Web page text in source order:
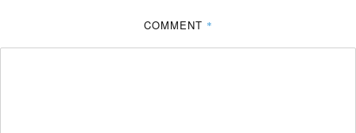
COMMENT *